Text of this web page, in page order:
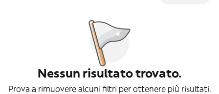
Nessun risultato trovato.
Prova a rimuovere alcuni filtri per ottenere più risultati.